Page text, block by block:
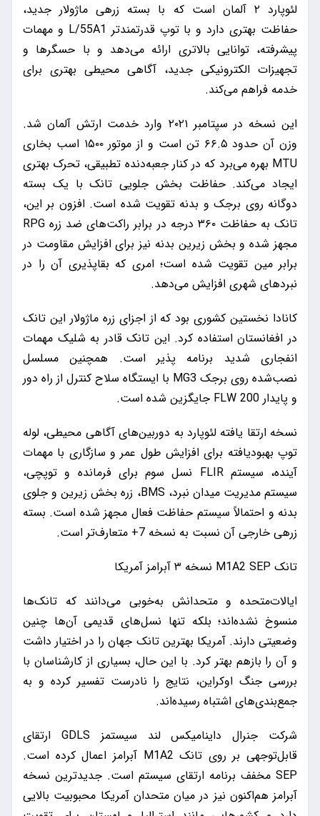
لئوپارد ۲ آلمان است که با بسته زرهی ماژولار جدید،
حفاظت بهتری دارد و با توپ قدرتمندتر L/55A1 و مهمات
پیشرفته، توانایی بالاتری ارائه می‌دهد و با حسگرها و
تجهیزات الکترونیکی جدید، آگاهی محیطی بهتری برای
خدمه فراهم می‌کند.
این نسخه در سپتامبر ۲۰۲۱ وارد خدمت ارتش آلمان شد.
وزن آن حدود ۶۶.۵ تن است و از موتور ۱۵۰۰ اسب بخاری
MTU بهره می‌برد که در کنار جعبه‌دنده تطبیقی، تحرک بهتری
ایجاد می‌کند. حفاظت بخش جلویی تانک با یک بسته
دوگانه روی برجک و بدنه تقویت شده است. افزون بر این،
تانک به حفاظت ۳۶۰ درجه در برابر راکت‌های ضد زره RPG
مجهز شده و بخش زیرین بدنه نیز برای افزایش مقاومت در
برابر مین تقویت شده است؛ امری که بقاپذیری آن را در
نبردهای شهری افزایش می‌دهد.
کانادا نخستین کشوری بود که از اجزای زره ماژولار این تانک
در افغانستان استفاده کرد. این تانک قادر به شلیک مهمات
انفجاری شدید برنامه پذیر است. همچنین مسلسل
نصب‌شده روی برجک MG3 با ایستگاه سلاح کنترل از راه دور
و پایدار FLW 200 جایگزین شده است.
نسخه ارتقا یافته لئوپارد به دوربین‌های آگاهی محیطی، لوله
توپ بهبود‌یافته برای افزایش طول عمر و سازگاری با مهمات
آینده، سیستم FLIR نسل سوم برای فرمانده و توپچی،
سیستم مدیریت میدان نبرد، BMS، زره بخش زیرین و جلوی
بدنه و احتمالاً سیستم حفاظت فعال مجهز شده است. بسته
زرهی خارجی آن نسبت به نسخه 7+ متعارف‌تر است.
تانک M1A2 SEP نسخه ۳ آبرامز آمریکا
ایالات‌متحده و متحدانش به‌خوبی می‌دانند که تانک‌ها
منسوخ نشده‌اند؛ بلکه تنها نسل‌های قدیمی آن‌ها چنین
وضعیتی دارند. آمریکا بهترین تانک جهان را در اختیار داشت
و آن را بازهم بهتر کرد. با این حال، بسیاری از کارشناسان با
بررسی جنگ اوکراین، نتایج را نادرست تفسیر کرده و به
جمع‌بندی‌های اشتباه رسیده‌اند.
شرکت جنرال داینامیکس لند سیستمز GDLS ارتقای
قابل‌توجهی بر روی تانک M1A2 آبرامز اعمال کرده است.
SEP مخفف برنامه ارتقای سیستم است. جدیدترین نسخه
آبرامز هم‌اکنون نیز در میان متحدان آمریکا محبوبیت بالایی